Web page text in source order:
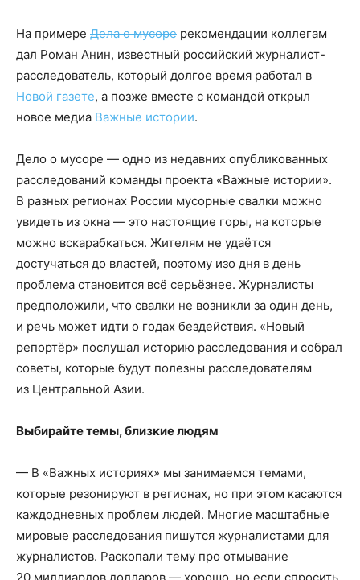
На примере Дела о мусоре рекомендации коллегам
дал Роман Анин, известный российский журналист-
расследователь, который долгое время работал в
Новой газете, а позже вместе с командой открыл
новое медиа Важные истории.
Дело о мусоре — одно из недавних опубликованных
расследований команды проекта «Важные истории».
В разных регионах России мусорные свалки можно
увидеть из окна — это настоящие горы, на которые
можно вскарабкаться. Жителям не удаётся
достучаться до властей, поэтому изо дня в день
проблема становится всё серьёзнее. Журналисты
предположили, что свалки не возникли за один день,
и речь может идти о годах бездействия. «Новый
репортёр» послушал историю расследования и собрал
советы, которые будут полезны расследователям
из Центральной Азии.
Выбирайте темы, близкие людям
— В «Важных историях» мы занимаемся темами,
которые резонируют в регионах, но при этом касаются
каждодневных проблем людей. Многие масштабные
мировые расследования пишутся журналистами для
журналистов. Раскопали тему про отмывание
20 миллиардов долларов — хорошо, но если спросить